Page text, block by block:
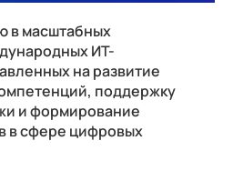
в масштабных
ИТ-
на развитие
поддержку
и формирование
в сфере цифровых